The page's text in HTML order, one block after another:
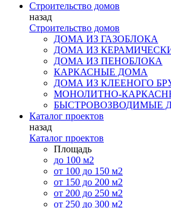
Строительство домов
назад
Строительство домов
ДОМА ИЗ ГАЗОБЛОКА
ДОМА ИЗ
ДОМА ИЗ ПЕНОБЛОКА
КАРКАСНЫЕ ДОМА
ДОМА ИЗ КЛЕЕНОГО
МОНОЛИТНО-
БЫСТРОВОЗВОДИМЫЕ
Каталог проектов
назад
Каталог проектов
Площадь
до 100 м2
от 100 до 150 м2
от 150 до 200 м2
от 200 до 250 м2
от 250 до 300 м2